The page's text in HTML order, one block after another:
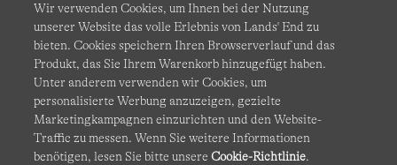
AGB Datenschutz & Sicherheit
Cookies Ich möchte auswählen Barrierefreiheit
Site Map Internationale Websites
Wir verwenden Cookies, um Ihnen bei der Nutzung
unserer Website das volle Erlebnis von Lands' End zu
bieten. Cookies speichern Ihren Browserverlauf und das
Produkt, das Sie Ihrem Warenkorb hinzugefügt haben.
Unter anderem verwenden wir Cookies, um
personalisierte Werbung anzuzeigen, gezielte
Marketingkampagnen einzurichten und den Website-
Traffic zu messen. Wenn Sie weitere Informationen
benötigen, lesen Sie bitte unsereCookie-Richtlinie.